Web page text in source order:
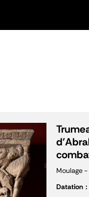
Moulage
Datation